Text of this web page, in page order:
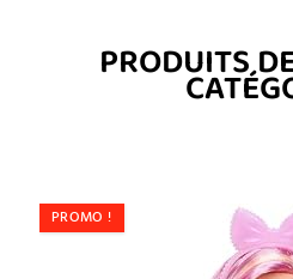
PRODUITS
PROMO !